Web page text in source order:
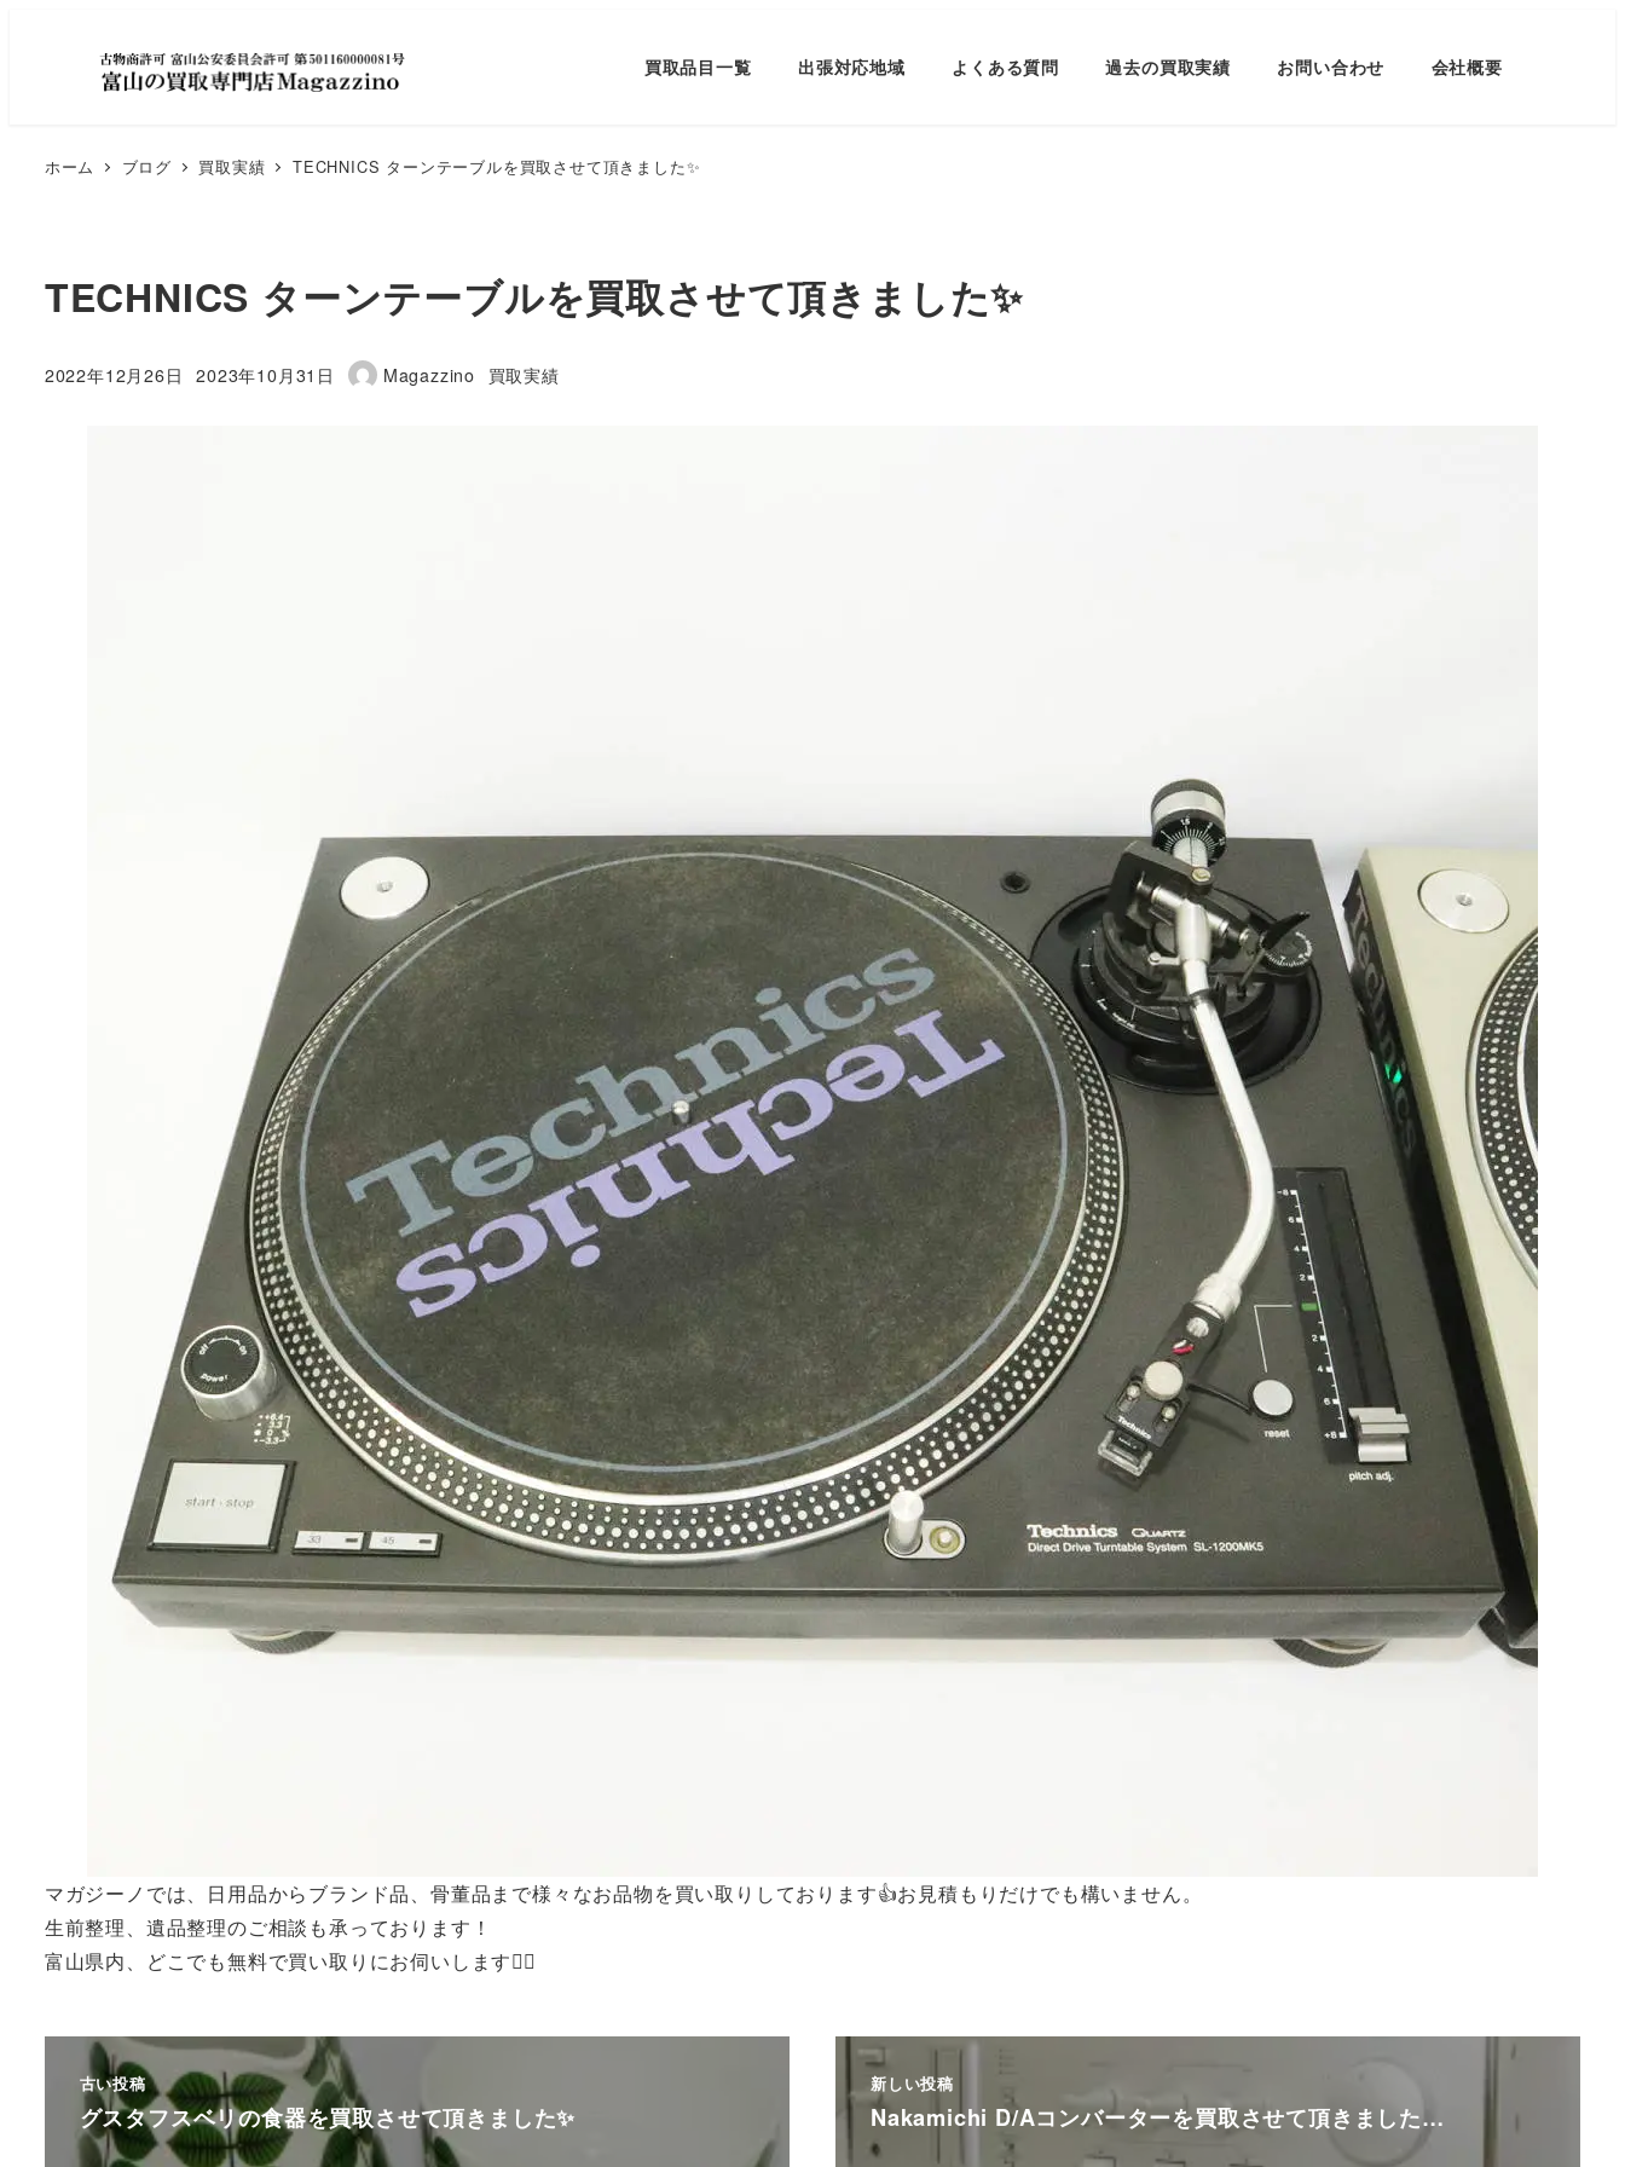
買取品目一覧 出張対応地域 よくある質問 過去の買取実績 お問い合わせ 会社概要
ホーム ブログ 買取実績 TECHNICS ターンテーブルを買取させて頂きました✨
TECHNICS ターンテーブルを買取させて頂きました✨
投稿日
2022年12月26日
更新日
2023年10月31日
著
Magazzino カテゴリー
買取実績
マガジーノでは、日用品からブランド品、骨董品まで様々なお品物を買い取りしております👍お見積もりだけでも構いません。
生前整理、遺品整理のご相談も承っております！
富山県内、どこでも無料で買い取りにお伺いします🙆‍♂️
古い投稿
グスタフスベリの食器を買取させて頂きました✨
新しい投稿
Nakamichi D/Aコンバーターを買取させて頂きました…